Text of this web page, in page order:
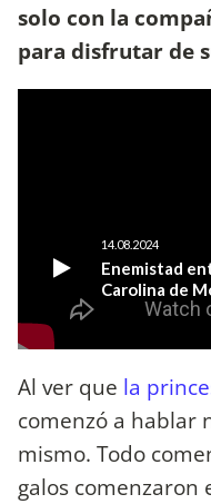
solo con la
para disfrutar de
Al ver que la
comenzó a hablar
mismo. Todo
galos comenzaron